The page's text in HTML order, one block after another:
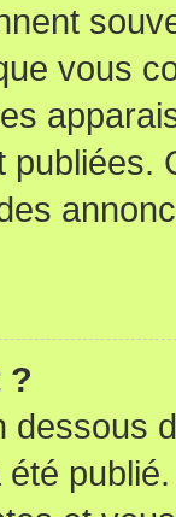
vous
publiées.
?
dessous